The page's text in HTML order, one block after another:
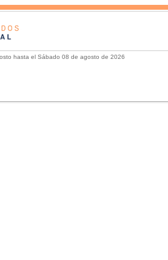
hasta el Sábado 08 de agosto de 2026